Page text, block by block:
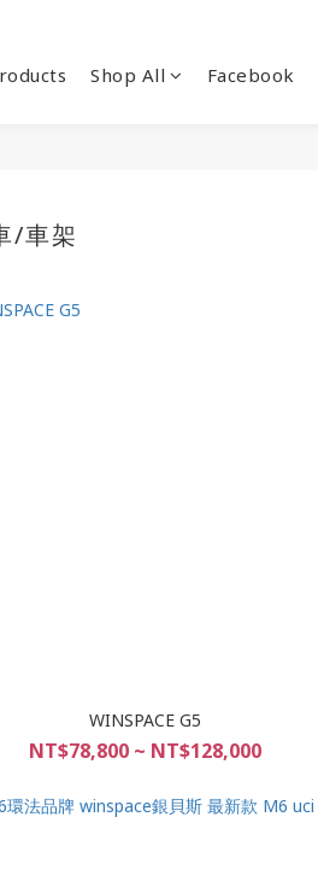
Shop All Facebook
/車架
WINSPACE G5
NT$78,800 ~ NT$128,000